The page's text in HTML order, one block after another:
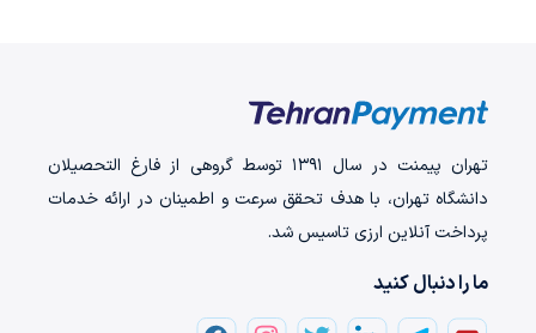
تهران‌ پیمنت در سال ۱۳۹۱ توسط گروهی از فارغ التحصیلان
دانشگاه تهران، با هدف تحقق سرعت و اطمینان در ارائه خدمات
پرداخت‌ آنلاین ارزی تاسیس شد.
ما را دنبال کنید